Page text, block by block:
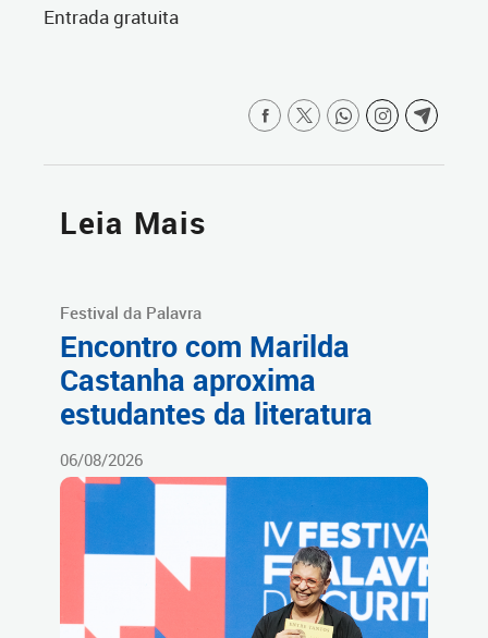
Entrada gratuita
Leia Mais
Festival da Palavra
Encontro com Marilda
Castanha aproxima
estudantes da literatura
06/08/2026